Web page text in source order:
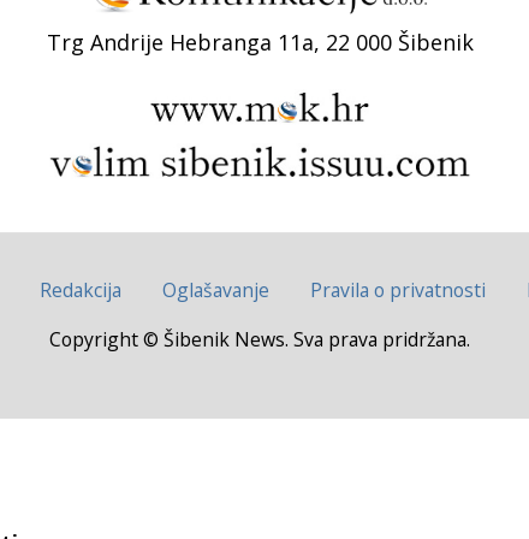
Trg Andrije Hebranga 11a, 22 000 Šibenik
Redakcija Oglašavanje Pravila o privatnosti
Copyright © Šibenik News. Sva prava pridržana.